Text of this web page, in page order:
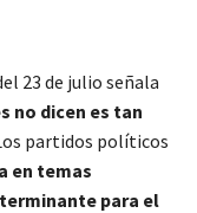
23 de julio señala
no dicen es tan
partidos políticos
en temas
para el